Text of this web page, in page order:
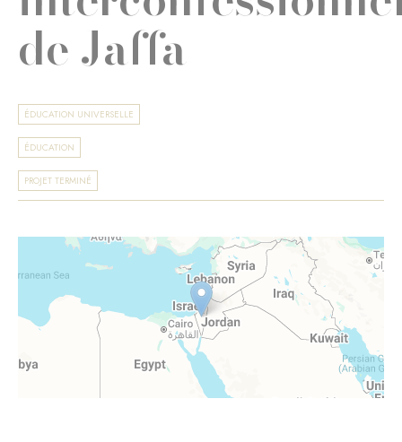
de Jaffa
ÉDUCATION UNIVERSELLE
ÉDUCATION
PROJET TERMINÉ